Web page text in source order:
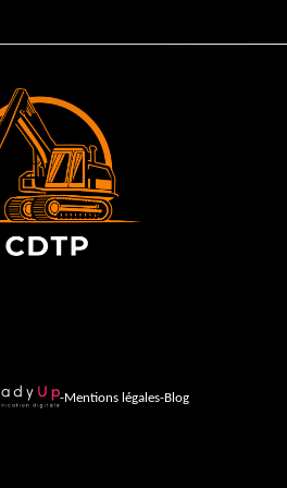
-Mentions légales-Blog